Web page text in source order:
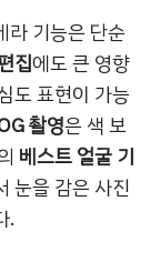
라 기능은 단순
집에도 큰 영향
도 표현이 가능
촬영은 색 보
베스트 얼굴 기
눈을 감은 사진
.